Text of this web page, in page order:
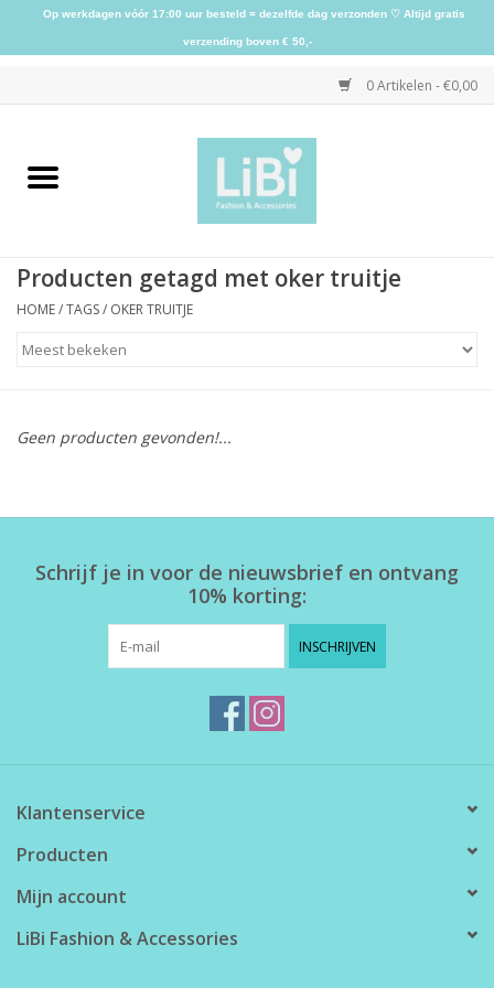
0 Artikelen - €0,00
Home
Schoenen
Herensokken
Producten getagd met oker truitje
HOME/TAGS/ OKER TRUITJE
Geen producten gevonden!...
Schrijf je in voor de nieuwsbrief en ontvang
10% korting:
INSCHRIJVEN
Klantenservice
Producten
Mijn account
LiBi Fashion & Accessories
Op werkdagen vóór 17:00 uur besteld = dezelfde dag verzonden ♡ Altijd gratis
verzending boven € 50,-